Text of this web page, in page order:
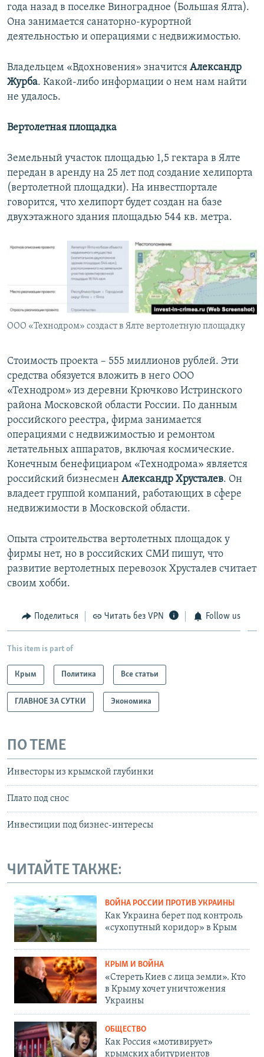
года назад в поселке Виноградное (Большая Ялта).
Она занимается санаторно-курортной
деятельностью и операциями с недвижимостью.
Владельцем «Вдохновения» значится Александр
Журба. Какой-либо информации о нем нам найти
не удалось.
Вертолетная площадка
Земельный участок площадью 1,5 гектара в Ялте
передан в аренду на 25 лет под создание хелипорта
(вертолетной площадки). На инвестпортале
говорится, что хелипорт будет создан на базе
двухэтажного здания площадью 544 кв. метра.
ООО «Технодром» создаст в Ялте вертолетную площадку
Стоимость проекта – 555 миллионов рублей. Эти
средства обязуется вложить в него ООО
«Технодром» из деревни Крючково Истринского
района Московской области России. По данным
российского реестра, фирма занимается
операциями с недвижимостью и ремонтом
летательных аппаратов, включая космические.
Конечным бенефициаром «Технодрома» является
российский бизнесмен Александр Хрусталев. Он
владеет группой компаний, работающих в сфере
недвижимости в Московской области.
Опыта строительства вертолетных площадок у
фирмы нет, но в российских СМИ пишут, что
развитие вертолетных перевозок Хрусталев считает
своим хобби.
Поделиться Читать без VPN Follow us
This item is part of
Крым Политика Все статьи
ГЛАВНОЕ ЗА СУТКИ Экономика
ПО ТЕМЕ
Инвесторы из крымской глубинки
Плато под снос
Инвестиции под бизнес-интересы
ЧИТАЙТЕ ТАКЖЕ:
ВОЙНА РОССИИ ПРОТИВ УКРАИНЫ
Как Украина берет под контроль
«сухопутный коридор» в Крым
КРЫМ И ВОЙНА
«Стереть Киев с лица земли». Кто
в Крыму хочет уничтожения
Украины
ОБЩЕСТВО
Как Россия «мотивирует»
крымских абитуриентов